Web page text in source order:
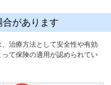
があります
治療方法として安全性や有効
て保険の適用が認められてい